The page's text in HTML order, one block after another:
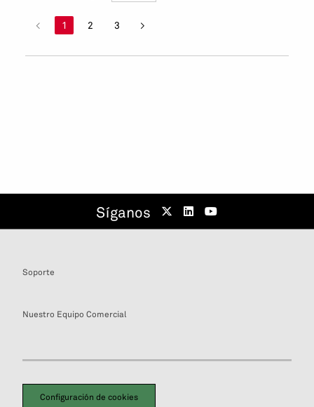
< 1 2 3 >
Síganos
Soporte
Nuestro Equipo Comercial
Configuración de cookies